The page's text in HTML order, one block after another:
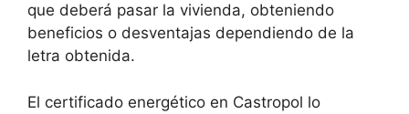
que deberá pasar la vivienda, obteniendo
beneficios o desventajas dependiendo de la
letra obtenida.
El certificado energético en Castropol lo